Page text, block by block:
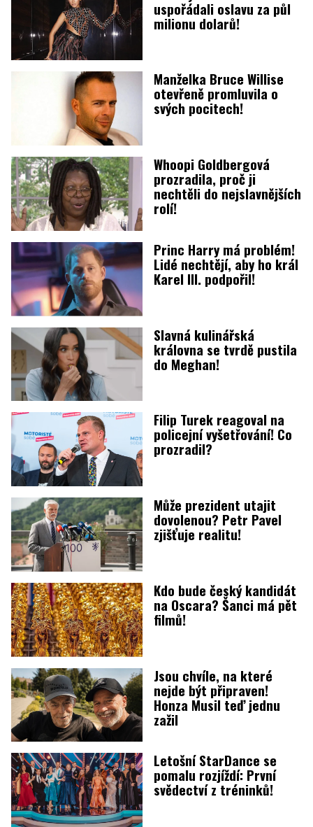
uspořádali oslavu za půl
milionu dolarů!
Manželka Bruce Willise
otevřeně promluvila o
svých pocitech!
Whoopi Goldbergová
prozradila, proč ji
nechtěli do nejslavnějších
rolí!
Princ Harry má problém!
Lidé nechtějí, aby ho král
Karel III. podpořil!
Slavná kulinářská
královna se tvrdě pustila
do Meghan!
Filip Turek reagoval na
policejní vyšetřování! Co
prozradil?
Může prezident utajit
dovolenou? Petr Pavel
zjišťuje realitu!
Kdo bude český kandidát
na Oscara? Šanci má pět
filmů!
Jsou chvíle, na které
nejde být připraven!
Honza Musil teď jednu
zažil
Letošní StarDance se
pomalu rozjíždí: První
svědectví z tréninků!